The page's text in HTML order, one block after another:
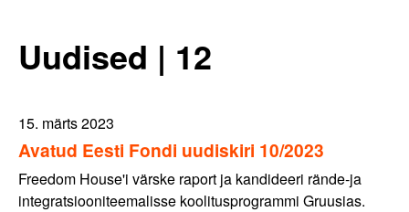
Uudised | 12
15. märts 2023
Avatud Eesti Fondi uudiskiri 10/2023
Freedom House'i värske raport ja kandideeri rände-ja
integratsiooniteemalisse koolitusprogrammi Gruusias.